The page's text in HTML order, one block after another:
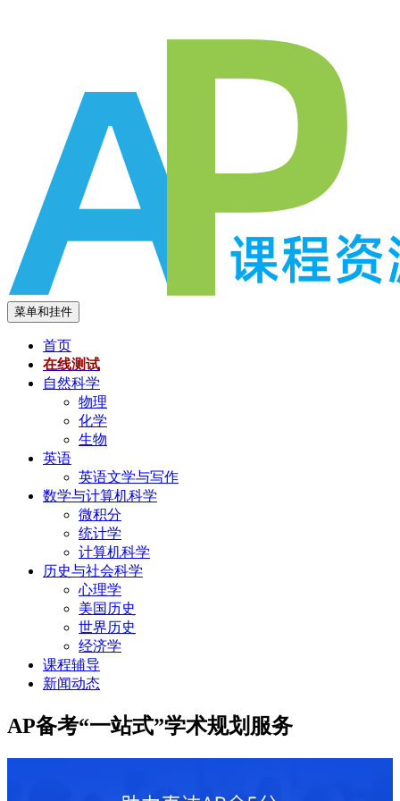
菜单和挂件
首页
在线测试
自然科学
物理
化学
生物
英语
英语文学与写作
数学与计算机科学
微积分
统计学
计算机科学
历史与社会科学
心理学
美国历史
世界历史
经济学
课程辅导
新闻动态
AP备考“一站式”学术规划服务